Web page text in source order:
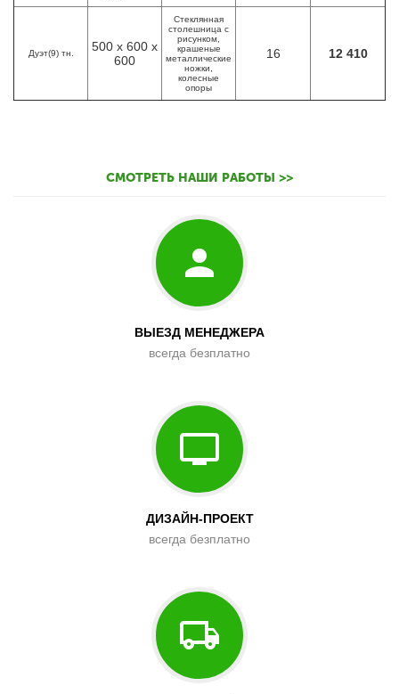
Дуэт(9) тн.
500 х 600 х
600
Стеклянная
столешница с
рисунком,
крашеные
металлические
ножки,
колесные
опоры
16 12 410
СМОТРЕТЬ НАШИ РАБОТЫ >>
ВЫЕЗД МЕНЕДЖЕРА
всегда безплатно
ДИЗАЙН-ПРОЕКТ
всегда безплатно